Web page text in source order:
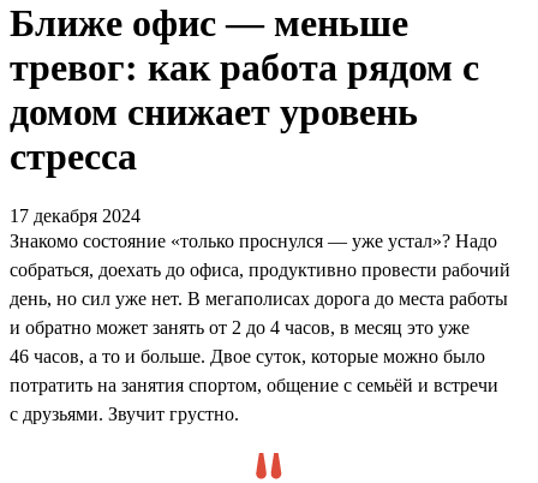
Ближе офис — меньше
тревог: как работа рядом с
домом снижает уровень
стресса
17 декабря 2024
Знакомо состояние «только проснулся — уже устал»? Надо
собраться, доехать до офиса, продуктивно провести рабочий
день, но сил уже нет. В мегаполисах дорога до места работы
и обратно может занять от 2 до 4 часов, в месяц это уже
46 часов, а то и больше. Двое суток, которые можно было
потратить на занятия спортом, общение с семьёй и встречи
с друзьями. Звучит грустно.